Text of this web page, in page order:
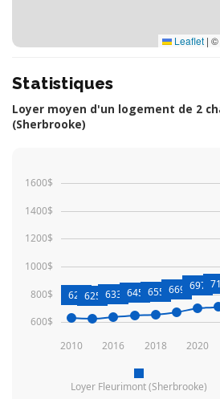
Leaflet | ©
Statistiques
Loyer moyen d'un logement de 2
(Sherbrooke)
Loyer Fleurimont (Sherbrooke)
2010 2016 2018 2020
600$
800$
1000$
1200$
1400$
1600$
628625 633 645 655 669 697